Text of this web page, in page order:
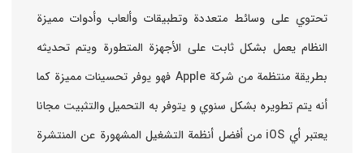
تحتوي على وسائط متعددة وتطبيقات وألعاب وأدوات مميزة
‏النظام يعمل بشكل ثابت على الأجهزة المتطورة ويتم تحديثه
بطريقة منتظمة من شركة Apple فهو يوفر تحسينات مميزة كما
أنه يتم تطويره بشكل سنوي و يتوفر به التحميل والتثبيت مجانا
‏يعتبر أي iOS من أفضل أنظمة التشغيل المشهورة عن المنتشرة